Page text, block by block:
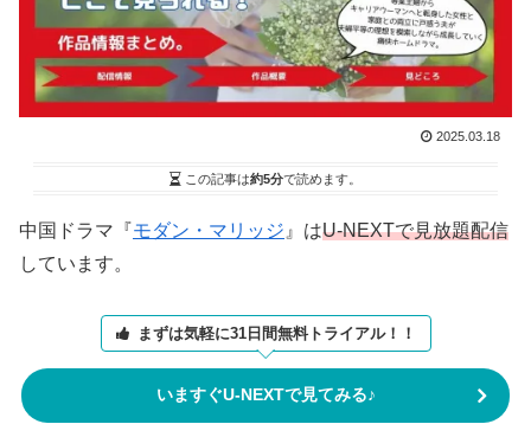
2025.03.18
この記事は約5分で読めます。
中国ドラマ『モダン・マリッジ』はU-NEXTで見放題配信
しています。
まずは気軽に31日間無料トライアル！！
いますぐU-NEXTで見てみる♪